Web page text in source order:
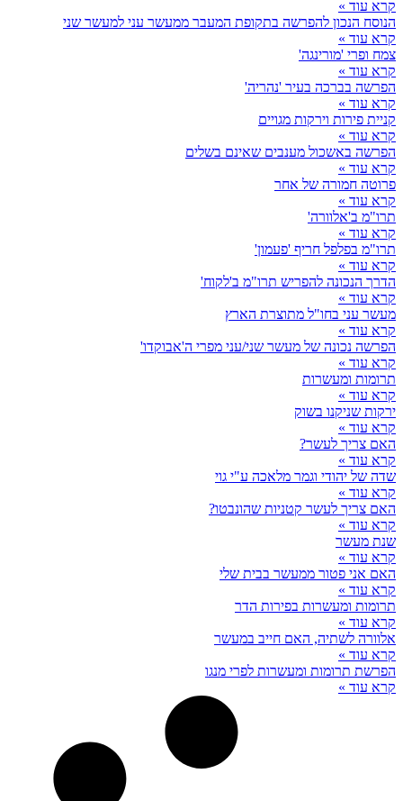
קרא עוד »
הנוסח הנכון להפרשה בתקופת המעבר ממעשר עני למעשר שני
קרא עוד »
צמח ופרי 'מורינגה'
קרא עוד »
הפרשה בברכה בעיר 'נהריה'
קרא עוד »
קניית פירות וירקות מגויים
קרא עוד »
הפרשה באשכול מענבים שאינם בשלים
קרא עוד »
פרוטה חמורה של אחר
קרא עוד »
תרו"מ ב'אלוורה'
קרא עוד »
תרו"מ בפלפל חריף 'פעמון'
קרא עוד »
הדרך הנכונה להפריש תרו"מ ב'לקוח'
קרא עוד »
מעשר עני בחו"ל מתוצרת הארץ
קרא עוד »
הפרשה נכונה של מעשר שני/עני מפרי ה'אבוקדו'
קרא עוד »
תרומות ומעשרות
קרא עוד »
ירקות שניקנו בשוק
קרא עוד »
האם צריך לעשר?
קרא עוד »
שדה של יהודי וגמר מלאכה ע"י גוי
קרא עוד »
האם צריך לעשר קטניות שהונבטו?
קרא עוד »
שנת מעשר
קרא עוד »
האם אני פטור ממעשר בבית שלי
קרא עוד »
תרומות ומעשרות בפירות הדר
קרא עוד »
אלוורה לשתיה, האם חייב במעשר
קרא עוד »
הפרשת תרומות ומעשרות לפרי מנגו
קרא עוד »